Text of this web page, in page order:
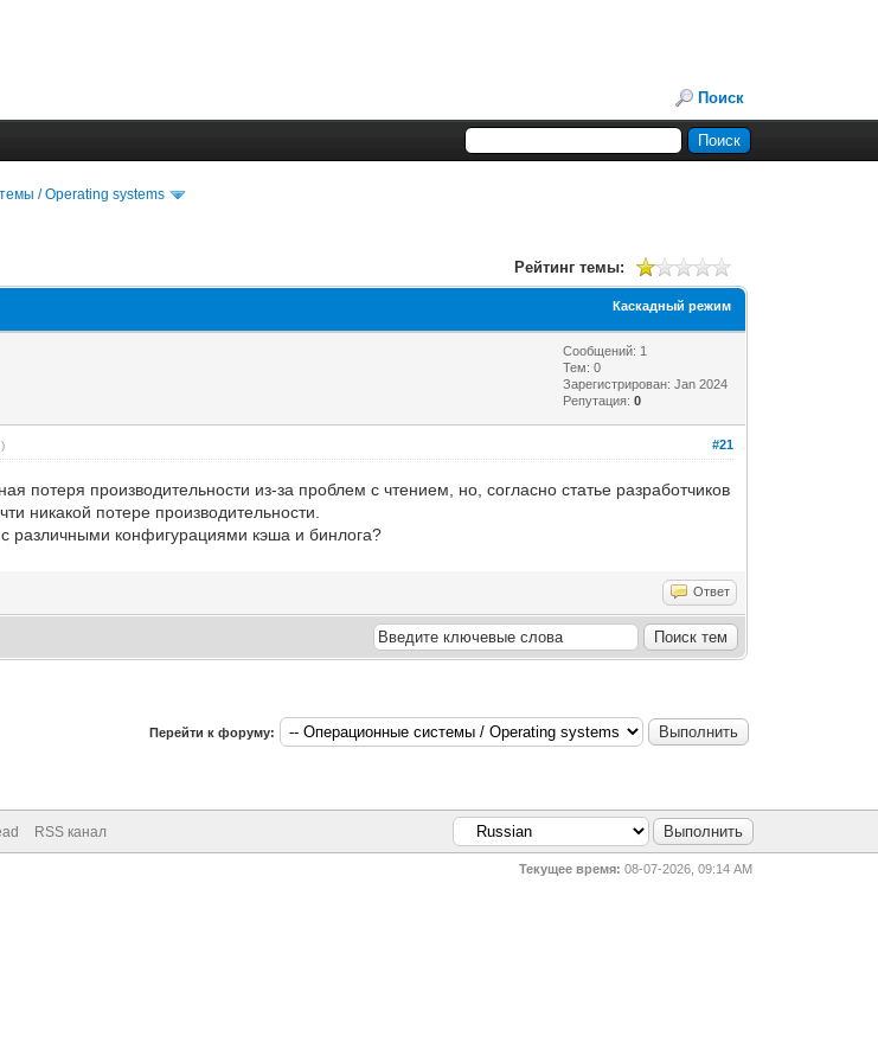
Поиск
/ Operating systems
Рейтинг темы:
Каскадный режим
Сообщений: 1
Тем: 0
Зарегистрирован: Jan 2024
Репутация:0
#21
.)
потеря производительности из-за проблем с чтением, но, согласно статье разработчиков
никакой потере производительности.
различными конфигурациями кэша и бинлога?
Ответ
Перейти к форуму:
RSS канал
Текущее время: 08-07-2026, 09:14 AM